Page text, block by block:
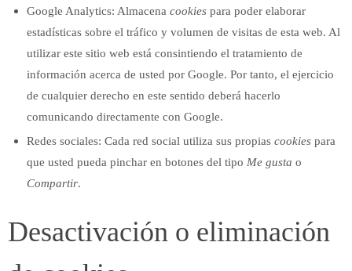
Google Analytics: Almacenacookies para poder elaborar
estadísticas sobre el tráfico y volumen de visitas de esta web. Al
utilizar este sitio web está consintiendo el tratamiento de
información acerca de usted por Google. Por tanto, el ejercicio
de cualquier derecho en este sentido deberá hacerlo
comunicando directamente con Google.
Redes sociales: Cada red social utiliza sus propiascookies para
que usted pueda pinchar en botones del tipo Me gusta o
Compartir.
Desactivación o eliminación